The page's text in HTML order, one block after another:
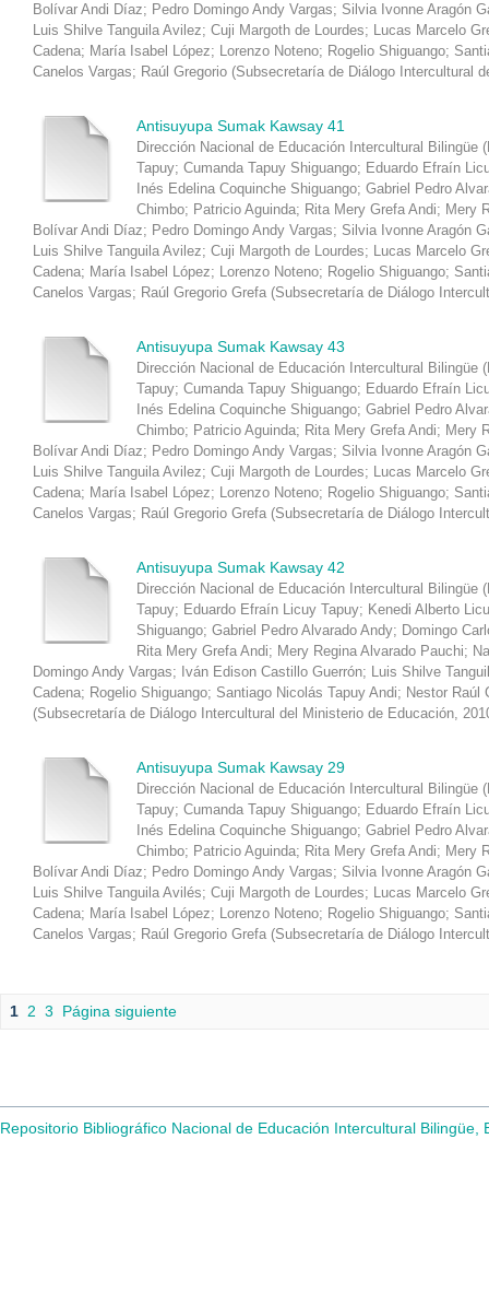
Bolívar Andi Díaz; Pedro Domingo Andy Vargas; Silvia Ivonne Aragón
Luis Shilve Tanguila Avilez; Cuji Margoth de Lourdes; Lucas Marcelo
Cadena; María Isabel López; Lorenzo Noteno; Rogelio Shiguango;
Canelos Vargas; Raúl Gregorio (Subsecretaría de Diálogo Intercultural
Antisuyupa Sumak Kawsay 41
Dirección Nacional de Educación Intercultural Bilingüe
Tapuy; Cumanda Tapuy Shiguango; Eduardo Efraín
Inés Edelina Coquinche Shiguango; Gabriel Pedro
Chimbo; Patricio Aguinda; Rita Mery Grefa Andi; Mery
Bolívar Andi Díaz; Pedro Domingo Andy Vargas; Silvia Ivonne Aragón
Luis Shilve Tanguila Avilez; Cuji Margoth de Lourdes; Lucas Marcelo
Cadena; María Isabel López; Lorenzo Noteno; Rogelio Shiguango;
Canelos Vargas; Raúl Gregorio Grefa (Subsecretaría de Diálogo
Antisuyupa Sumak Kawsay 43
Dirección Nacional de Educación Intercultural Bilingüe
Tapuy; Cumanda Tapuy Shiguango; Eduardo Efraín
Inés Edelina Coquinche Shiguango; Gabriel Pedro
Chimbo; Patricio Aguinda; Rita Mery Grefa Andi; Mery
Bolívar Andi Díaz; Pedro Domingo Andy Vargas; Silvia Ivonne Aragón
Luis Shilve Tanguila Avilez; Cuji Margoth de Lourdes; Lucas Marcelo
Cadena; María Isabel López; Lorenzo Noteno; Rogelio Shiguango;
Canelos Vargas; Raúl Gregorio Grefa (Subsecretaría de Diálogo
Antisuyupa Sumak Kawsay 42
Dirección Nacional de Educación Intercultural Bilingüe
Tapuy; Eduardo Efraín Licuy Tapuy; Kenedi Alberto
Shiguango; Gabriel Pedro Alvarado Andy; Domingo
Rita Mery Grefa Andi; Mery Regina Alvarado Pauchi;
Domingo Andy Vargas; Iván Edison Castillo Guerrón; Luis Shilve
Cadena; Rogelio Shiguango; Santiago Nicolás Tapuy Andi; Nestor Raúl
(Subsecretaría de Diálogo Intercultural del Ministerio de Educación,
Antisuyupa Sumak Kawsay 29
Dirección Nacional de Educación Intercultural Bilingüe
Tapuy; Cumanda Tapuy Shiguango; Eduardo Efraín
Inés Edelina Coquinche Shiguango; Gabriel Pedro
Chimbo; Patricio Aguinda; Rita Mery Grefa Andi; Mery
Bolívar Andi Díaz; Pedro Domingo Andy Vargas; Silvia Ivonne Aragón
Luis Shilve Tanguila Avilés; Cuji Margoth de Lourdes; Lucas Marcelo
Cadena; María Isabel López; Lorenzo Noteno; Rogelio Shiguango;
Canelos Vargas; Raúl Gregorio Grefa (Subsecretaría de Diálogo
1 2 3 Página siguiente
Repositorio Bibliográfico Nacional de Educación Intercultural